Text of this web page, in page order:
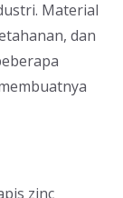
Material
dan
zinc